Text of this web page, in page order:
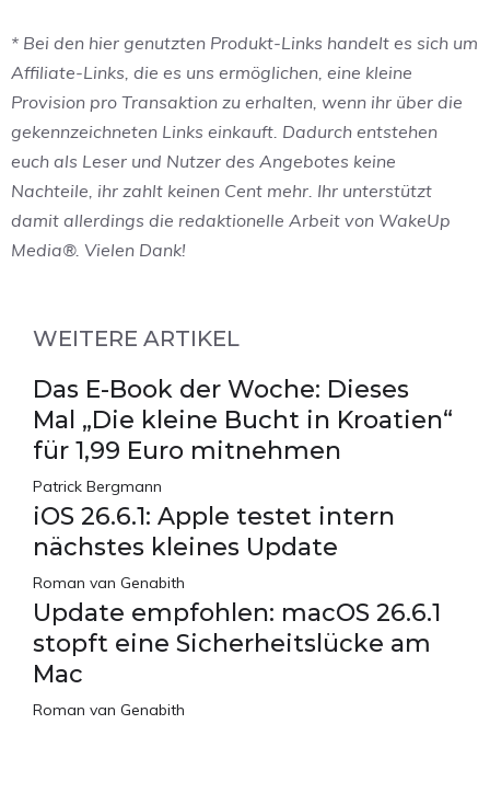
* Bei den hier genutzten Produkt-Links handelt es sich um
Affiliate-Links, die es uns ermöglichen, eine kleine
Provision pro Transaktion zu erhalten, wenn ihr über die
gekennzeichneten Links einkauft. Dadurch entstehen
euch als Leser und Nutzer des Angebotes keine
Nachteile, ihr zahlt keinen Cent mehr. Ihr unterstützt
damit allerdings die redaktionelle Arbeit von WakeUp
Media®. Vielen Dank!
WEITERE ARTIKEL
Das E-Book der Woche: Dieses
Mal „Die kleine Bucht in Kroatien“
für 1,99 Euro mitnehmen
Patrick Bergmann
iOS 26.6.1: Apple testet intern
nächstes kleines Update
Roman van Genabith
Update empfohlen: macOS 26.6.1
stopft eine Sicherheitslücke am
Mac
Roman van Genabith